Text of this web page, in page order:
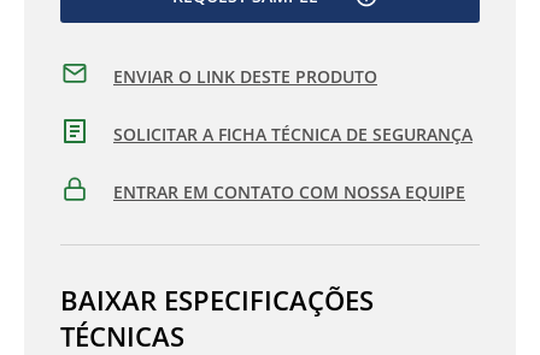
ENVIAR O LINK DESTE PRODUTO
SOLICITAR A FICHA TÉCNICA DE SEGURANÇA
ENTRAR EM CONTATO COM NOSSA EQUIPE
BAIXAR ESPECIFICAÇÕES
TÉCNICAS